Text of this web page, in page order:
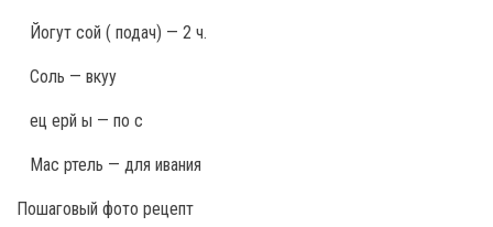
Йогут сой ( подач) — 2 ч.
Соль — вкуу
ец ерй ы — по с
Мас ртель — для ивания
Пошаговый фото рецепт